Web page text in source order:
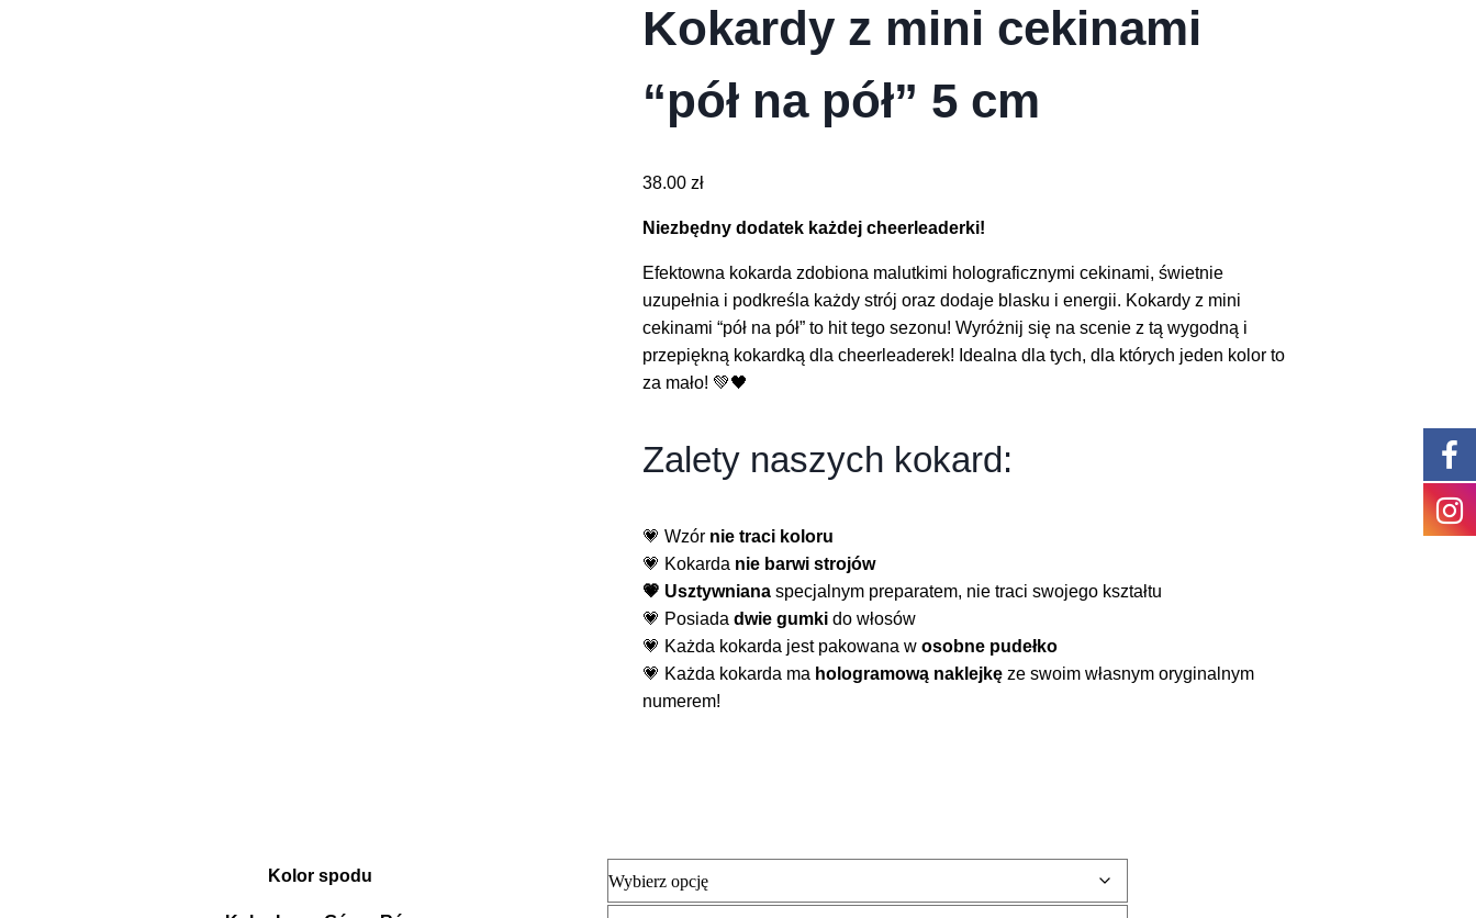
Kokardy z mini cekinami
“pół na pół” 5 cm
38.00zł
Niezbędny dodatek każdej cheerleaderki!
Efektowna kokarda zdobiona malutkimi holograficznymi cekinami, świetnie
uzupełnia i podkreśla każdy strój oraz dodaje blasku i energii. Kokardy z mini
cekinami “pół na pół” to hit tego sezonu! Wyróżnij się na scenie z tą wygodną i
przepiękną kokardką dla cheerleaderek! Idealna dla tych, dla których jeden kolor to
za mało! 💚🖤
Zalety naszych kokard:
💗 Wzór nie traci koloru
💗 Kokarda nie barwi strojów
💗 Usztywniana specjalnym preparatem, nie traci swojego kształtu
💗 Posiadadwie gumki do włosów
💗 Każda kokarda jest pakowana w osobne pudełko
💗 Każda kokarda ma hologramową naklejkę ze swoim własnym oryginalnym
numerem!
Kolor spodu